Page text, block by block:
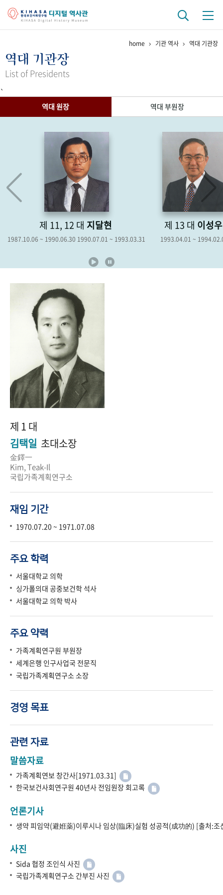
걸어온 길 기관 변천사
연구 역사
정책과 연구 키워드로 보는 연구 역사
연구자들
기록물 아카이브
사진 아카이브 문서 기록물 영상 기록물
주년 기념
성과 50선 숫자로 보는 50년
세계와 함께 한 KIHASA
home 기관 역사 역대 기관장
역대 기관장
List of Presidents
`
역대 원장
역대 부원장
제 11, 12 대 지달현
1987.10.06 ~ 1990.06.30 1990.07.01 ~ 1993.03.31
제 13 대 이성우
1993.04.01 ~
제 1 대
김택일 초대소장
金鐸一
Kim, Teak-Il
국립가족계획연구소
재임 기간
1970.07.20 ~ 1971.07.08
주요 학력
서울대학교 의학
싱가폴의대 공중보건학 석사
서울대학교 의학 박사
주요 약력
가족계획연구원 부원장
세계은행 인구사업국 전문직
국립가족계획연구소 소장
경영 목표
관련 자료
말씀자료
가족계획연보 창간사[1971.03.31]
한국보건사회연구원 40년사 전임원장 회고록
언론기사
생약 피임약(避姙薬)이루시나 임상(臨床)실험 성공적(成功的) [출처:
사진
Sida 협정 조인식 사진
국립가족계획연구소 간부진 사진